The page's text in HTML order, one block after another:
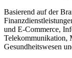
Basierend auf der
und E-Commerce,
Telekommunikation,
Gesundheitswesen